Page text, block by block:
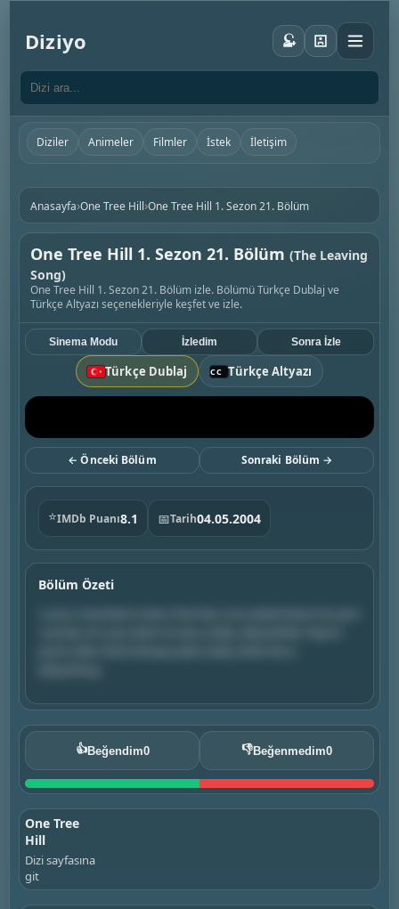
Diziyo
Diziler Animeler Filmler İstek İletişim
Anasayfa›One Tree Hill›One Tree Hill 1. Sezon 21. Bölüm
One Tree Hill 1. Sezon 21. Bölüm (The Leaving
Song)
One Tree Hill 1. Sezon 21. Bölüm izle. Bölümü Türkçe Dublaj ve
Türkçe Altyazı seçenekleriyle keşfet ve izle.
Türkçe Dublaj Türkçe Altyazı
Sinema Modu İzledim Sonra İzle
← Önceki Bölüm Sonraki Bölüm →
⭐IMDb Puanı8.1 📅Tarih04.05.2004
Bölüm Özeti
👍Beğendim0 👎Beğenmedim0
One Tree
Hill
Dizi sayfasına
git